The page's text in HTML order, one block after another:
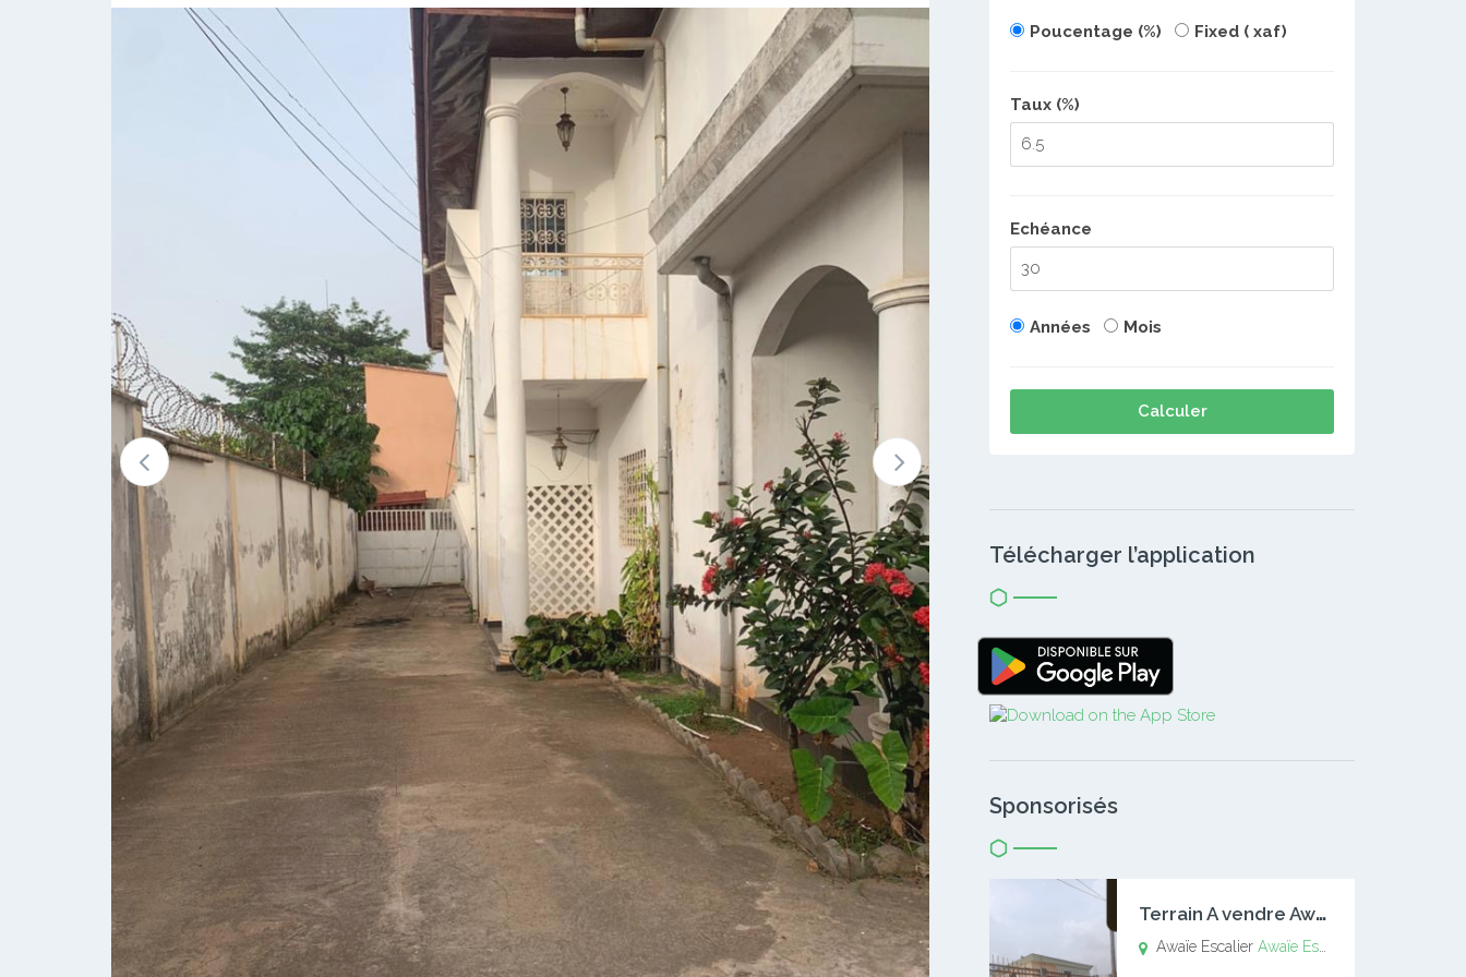
Poucentage (%) Fixed ( xaf)
Taux (%)
Echéance
Années Mois
Calculer
Télécharger l’application
Sponsorisés
T
errain A vendre Awaïe Escalier
Awaïe EscalierAwaïe Escalier